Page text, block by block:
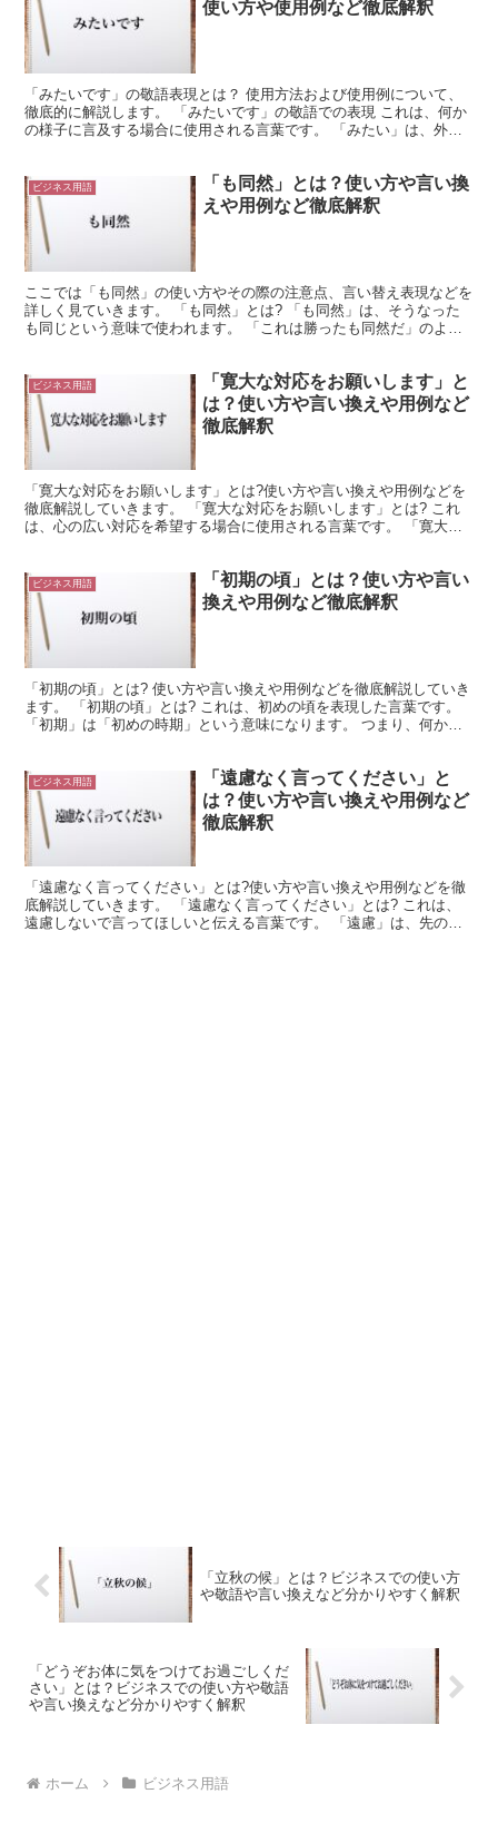
使い方や使用例など徹底解釈
「みたいです」の敬語表現とは？ 使用方法および使用例について、
徹底的に解説します。 「みたいです」の敬語での表現 これは、何か
の様子に言及する場合に使用される言葉です。 「みたい」は、外観
ビジネス用語
「も同然」とは？使い方や言い換
えや用例など徹底解釈
ここでは「も同然」の使い方やその際の注意点、言い替え表現などを
詳しく見ていきます。 「も同然」とは? 「も同然」は、そうなった
も同じという意味で使われます。 「これは勝ったも同然だ」のよう
ビジネス用語
「寛大な対応をお願いします」と
は？使い方や言い換えや用例など
徹底解釈
「寛大な対応をお願いします」とは?使い方や言い換えや用例などを
徹底解説していきます。 「寛大な対応をお願いします」とは? これ
は、心の広い対応を希望する場合に使用される言葉です。 「寛大」
ビジネス用語
「初期の頃」とは？使い方や言い
換えや用例など徹底解釈
「初期の頃」とは? 使い方や言い換えや用例などを徹底解説していき
ます。 「初期の頃」とは? これは、初めの頃を表現した言葉です。
「初期」は「初めの時期」という意味になります。 つまり、何かの
ビジネス用語
「遠慮なく言ってください」と
は？使い方や言い換えや用例など
徹底解釈
「遠慮なく言ってください」とは?使い方や言い換えや用例などを徹
底解説していきます。 「遠慮なく言ってください」とは? これは、
遠慮しないで言ってほしいと伝える言葉です。 「遠慮」は、先のこ
「立秋の候」とは？ビジネスでの使い方
や敬語や言い換えなど分かりやすく解釈
「どうぞお体に気をつけてお過ごしくだ
さい」とは？ビジネスでの使い方や敬語
や言い換えなど分かりやすく解釈
ホーム ビジネス用語